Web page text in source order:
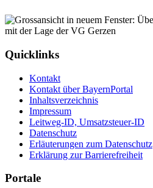
Quicklinks
Kontakt
Kontakt über BayernPortal
Inhaltsverzeichnis
Impressum
Leitweg-ID, Umsatzsteuer-ID
Datenschutz
Erläuterungen zum Datenschutz
Erklärung zur Barrierefreiheit
Portale